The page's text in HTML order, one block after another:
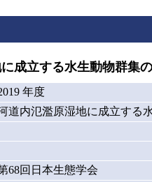
成立する水生動物群集
年度
道内氾濫原湿地に成立する
68回日本生態学会